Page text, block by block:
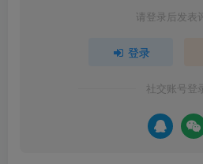
请登录后发表
登录
社交账号登